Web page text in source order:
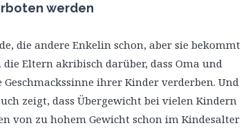
werden
die andere Enkelin schon, aber sie bekommt
Eltern akribisch darüber, dass Oma und
ihrer Kinder verderben. Und
zeigt, dass Übergewicht bei vielen Kindern
von zu hohem Gewicht schon im Kindesalter